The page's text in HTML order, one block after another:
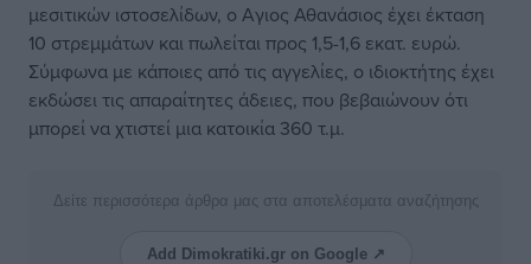
μεσιτικών ιστοσελίδων, ο Αγιος Αθανάσιος έχει έκταση
10 στρεμμάτων και πωλείται προς 1,5-1,6 εκατ. ευρώ.
Σύμφωνα με κάποιες από τις αγγελίες, ο ιδιοκτήτης έχει
εκδώσει τις απαραίτητες άδειες, που βεβαιώνουν ότι
μπορεί να χτιστεί μια κατοικία 360 τ.μ.
Δείτε περισσότερα άρθρα μας στα αποτελέσματα αναζήτησης
Add Dimokratiki.gr on Google ↗